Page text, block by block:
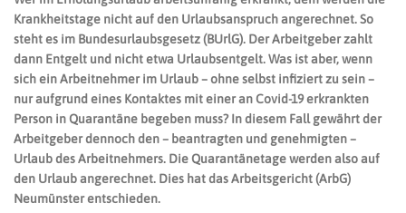
Krankheitstage nicht auf den Urlaubsanspruch angerechnet. So
steht es im Bundesurlaubsgesetz (BUrlG). Der Arbeitgeber zahlt
dann Entgelt und nicht etwa Urlaubsentgelt. Was ist aber, wenn
sich ein Arbeitnehmer im Urlaub – ohne selbst infiziert zu sein –
nur aufgrund eines Kontaktes mit einer an Covid-19 erkrankten
Person in Quarantäne begeben muss? In diesem Fall gewährt der
Arbeitgeber dennoch den – beantragten und genehmigten –
Urlaub des Arbeitnehmers. Die Quarantänetage werden also auf
den Urlaub angerechnet. Dies hat das Arbeitsgericht (ArbG)
Neumünster entschieden.